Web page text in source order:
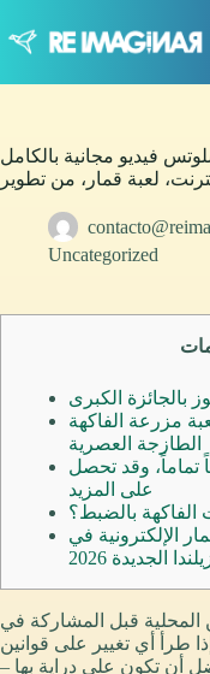
al
contenido
فيديو مجانية بالكامل
Uncategorized
بالجائزة الكبرى
مزرعة الفاكهة
الطازجة العصرية
تماماً، وقد تحصل
على المزيد
الفاكهة بالضبط؟
الإلكترونية في
الجديدة 2026
المحلية قبل المشاركة في
طرأ أي تغيير على قوانين
أن تكون على دراية بها –